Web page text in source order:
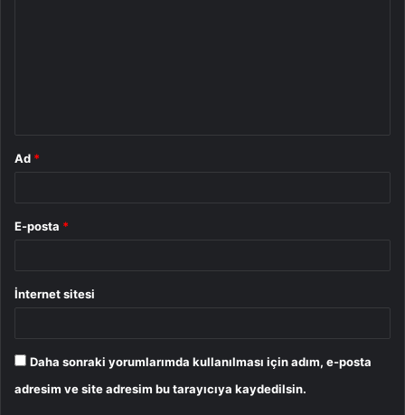
Ad *
E-posta *
İnternet sitesi
Daha sonraki yorumlarımda kullanılması için adım, e-posta
adresim ve site adresim bu tarayıcıya kaydedilsin.